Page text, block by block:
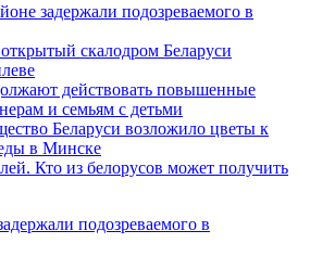
задержали подозреваемого в
скалодром Беларуси
действовать повышенные
и семьям с детьми
Беларуси возложило цветы к
в Минске
Кто из белорусов может получить
подозреваемого в